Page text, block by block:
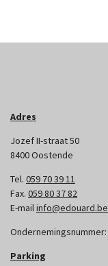
Adres
Jozef II-straat 50
8400 Oostende
Tel. 059 70 39 11
Fax. 059 80 37 82
E-mailinfo@edouard.be
Ondernemingsnummer:
Parking